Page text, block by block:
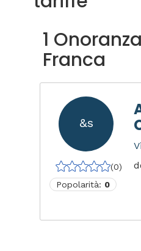
1
Franca
&s
(0)
Popolarità: 0